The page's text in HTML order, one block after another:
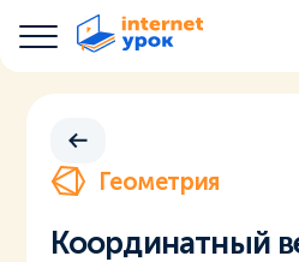
Геометрия
Координатный